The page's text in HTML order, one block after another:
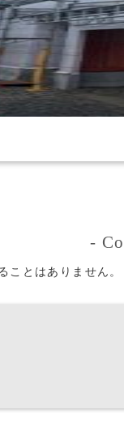
-
ことはありません。